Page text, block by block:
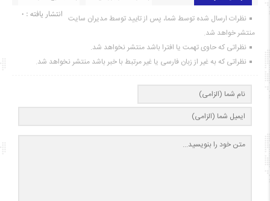
انتشار یافته : ۰ نظرات ارسال شده توسط شما، پس از تایید توسط مدیران سایت
منتشر خواهد شد.
نظراتی که حاوی تهمت یا افترا باشد منتشر نخواهد شد.
نظراتی که به غیر از زبان فارسی یا غیر مرتبط با خبر باشد منتشر نخواهد شد.